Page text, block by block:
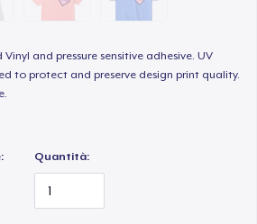
and pressure sensitive adhesive. UV
to protect and preserve design print quality.
Quantità: